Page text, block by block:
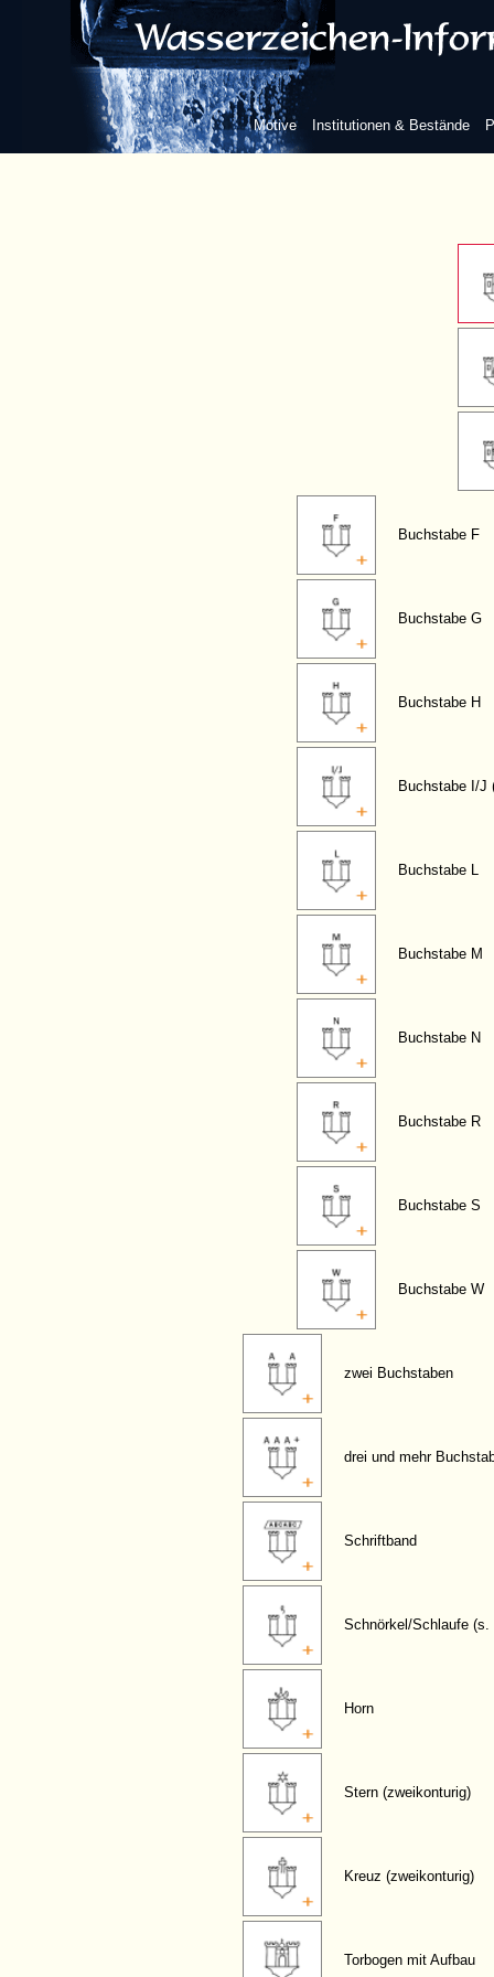
Motive Institutionen & Bestände
ohne
Buchstabe F
Buchstabe G
Buchstabe H
Buchstabe I/J
Buchstabe L
Buchstabe M
Buchstabe N
Buchstabe R
Buchstabe S
Buchstabe W
zwei Buchstaben
drei und mehr
Schriftband
Schnörkel/Schlaufe (s.
Horn
Stern (zweikonturig)
Kreuz (zweikonturig)
Torbogen mit Aufbau